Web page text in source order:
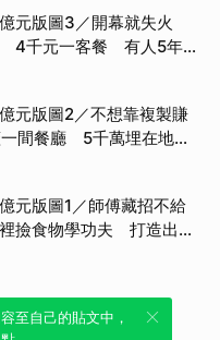
元版圖3／開幕就失火
4千元一客餐 有人5年吃
元版圖2／不想靠複製賺
間餐廳 5千萬埋在地下
元版圖1／師傅藏招不給
撿食物學功夫 打造出最
透過發布貼
至自己的貼文中，